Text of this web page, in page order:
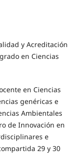
y Acreditación
en Ciencias
en Ciencias
genéricas e
Ambientales
de Innovación en
e
29 y 30